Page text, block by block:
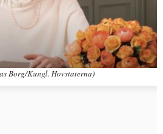
Borg/Kungl. Hovstaterna)